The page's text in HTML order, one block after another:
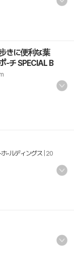
きに便利な葉
-チ SPECIAL B
-ルディングス 20